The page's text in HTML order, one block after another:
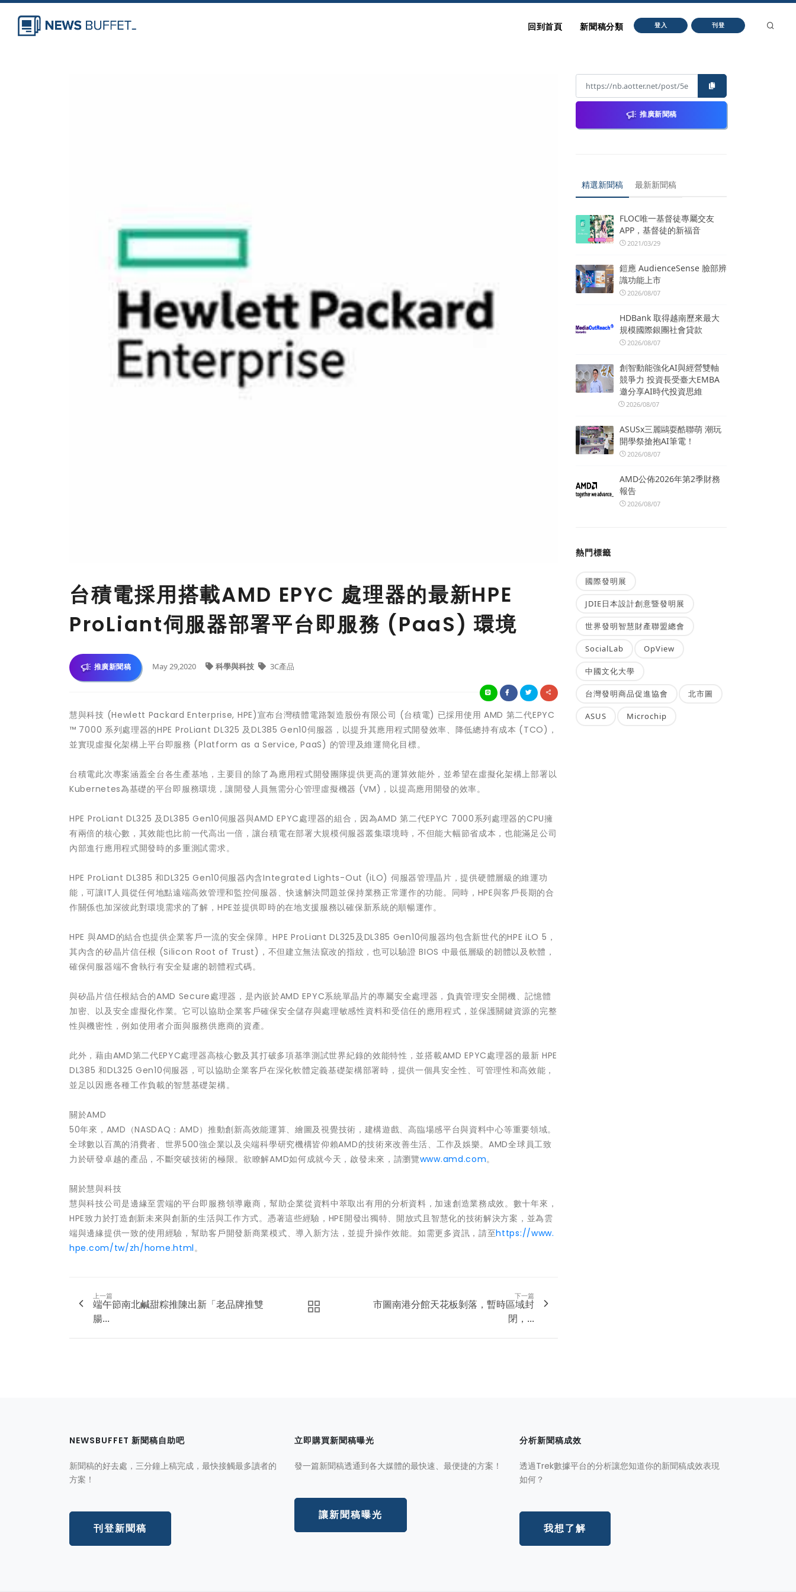
回到首頁 新聞稿分類 登入 刊登
台積電採用搭載AMD EPYC 處理器的最新HPE
ProLiant伺服器部署平台即服務 (PaaS) 環境
推廣新聞稿 May 29,2020 科學與科技 3C產品
慧與科技 (Hewlett Packard Enterprise, HPE)宣布台灣積體電路製造股份有限公司 (台積電) 已採用使用 AMD 第二代EPYC
™ 7000 系列處理器的HPE ProLiant DL325 及DL385 Gen10伺服器，以提升其應用程式開發效率、降低總持有成本 (TCO)，
並實現虛擬化架構上平台即服務 (Platform as a Service, PaaS) 的管理及維運簡化目標。
台積電此次專案涵蓋全台各生產基地，主要目的除了為應用程式開發團隊提供更高的運算效能外，並希望在虛擬化架構上部署以
Kubernetes為基礎的平台即服務環境，讓開發人員無需分心管理虛擬機器 (VM)，以提高應用開發的效率。
HPE ProLiant DL325 及DL385 Gen10伺服器與AMD EPYC處理器的組合，因為AMD 第二代EPYC 7000系列處理器的CPU擁
有兩倍的核心數，其效能也比前一代高出一倍，讓台積電在部署大規模伺服器叢集環境時，不但能大幅節省成本，也能滿足公司
內部進行應用程式開發時的多重測試需求。
HPE ProLiant DL385 和DL325 Gen10伺服器內含Integrated Lights-Out (iLO) 伺服器管理晶片，提供硬體層級的維運功
能，可讓IT人員從任何地點遠端高效管理和監控伺服器、快速解決問題並保持業務正常運作的功能。同時，HPE與客戶長期的合
作關係也加深彼此對環境需求的了解，HPE並提供即時的在地支援服務以確保新系統的順暢運作。
HPE 與AMD的結合也提供企業客戶一流的安全保障。HPE ProLiant DL325及DL385 Gen10伺服器均包含新世代的HPE iLO 5，
其內含的矽晶片信任根 (Silicon Root of Trust)，不但建立無法竄改的指紋，也可以驗證 BIOS 中最低層級的韌體以及軟體，
確保伺服器端不會執行有安全疑慮的韌體程式碼。
與矽晶片信任根結合的AMD Secure處理器，是內嵌於AMD EPYC系統單晶片的專屬安全處理器，負責管理安全開機、記憶體
加密、以及安全虛擬化作業。它可以協助企業客戶確保安全儲存與處理敏感性資料和受信任的應用程式，並保護關鍵資源的完整
性與機密性，例如使用者介面與服務供應商的資產。
此外，藉由AMD第二代EPYC處理器高核心數及其打破多項基準測試世界紀錄的效能特性，並搭載AMD EPYC處理器的最新 HPE
DL385 和DL325 Gen10伺服器，可以協助企業客戶在深化軟體定義基礎架構部署時，提供一個具安全性、可管理性和高效能，
並足以因應各種工作負載的智慧基礎架構。
關於AMD
50年來，AMD（NASDAQ：AMD）推動創新高效能運算、繪圖及視覺技術，建構遊戲、高臨場感平台與資料中心等重要領域。
全球數以百萬的消費者、世界500強企業以及尖端科學研究機構皆仰賴AMD的技術來改善生活、工作及娛樂。AMD全球員工致
力於研發卓越的產品，不斷突破技術的極限。欲瞭解AMD如何成就今天，啟發未來，請瀏覽www.amd.com。
關於慧與科技
慧與科技公司是邊緣至雲端的平台即服務領導廠商，幫助企業從資料中萃取出有用的分析資料，加速創造業務成效。數十年來，
HPE致力於打造創新未來與創新的生活與工作方式。憑著這些經驗，HPE開發出獨特、開放式且智慧化的技術解決方案，並為雲
端與邊緣提供一致的使用經驗，幫助客戶開發新商業模式、導入新方法，並提升操作效能。如需更多資訊，請至https://www.
hpe.com/tw/zh/home.html。
上一篇
端午節南北鹹甜粽推陳出新「老品牌推雙
腸...
下一篇
市圖南港分館天花板剝落，暫時區域封
閉，...
推廣新聞稿
精選新聞稿 最新新聞稿
FLOC唯一基督徒專屬交友
APP，基督徒的新福音
2021/03/29
鎧應 AudienceSense 臉部辨
識功能上市
2026/08/07
HDBank 取得越南歷來最大
規模國際銀團社會貸款
2026/08/07
創智動能強化AI與經營雙軸
競爭力 投資長受臺大EMBA
邀分享AI時代投資思維
2026/08/07
ASUSx三麗鷗耍酷聯萌 潮玩
開學祭搶抱AI筆電！
2026/08/07
AMD公佈2026年第2季財務
報告
2026/08/07
熱門標籤
國際發明展
JDIE日本設計創意暨發明展
世界發明智慧財產聯盟總會
SocialLab OpView
中國文化大學
台灣發明商品促進協會 北市圖
ASUS Microchip
NEWSBUFFET 新聞稿自助吧
新聞稿的好去處，三分鐘上稿完成，最快接觸最多讀者的
方案！
刊登新聞稿
立即購買新聞稿曝光
發一篇新聞稿透通到各大媒體的最快速、最便捷的方案！
讓新聞稿曝光
分析新聞稿成效
透過Trek數據平台的分析讓您知道你的新聞稿成效表現
如何？
我想了解